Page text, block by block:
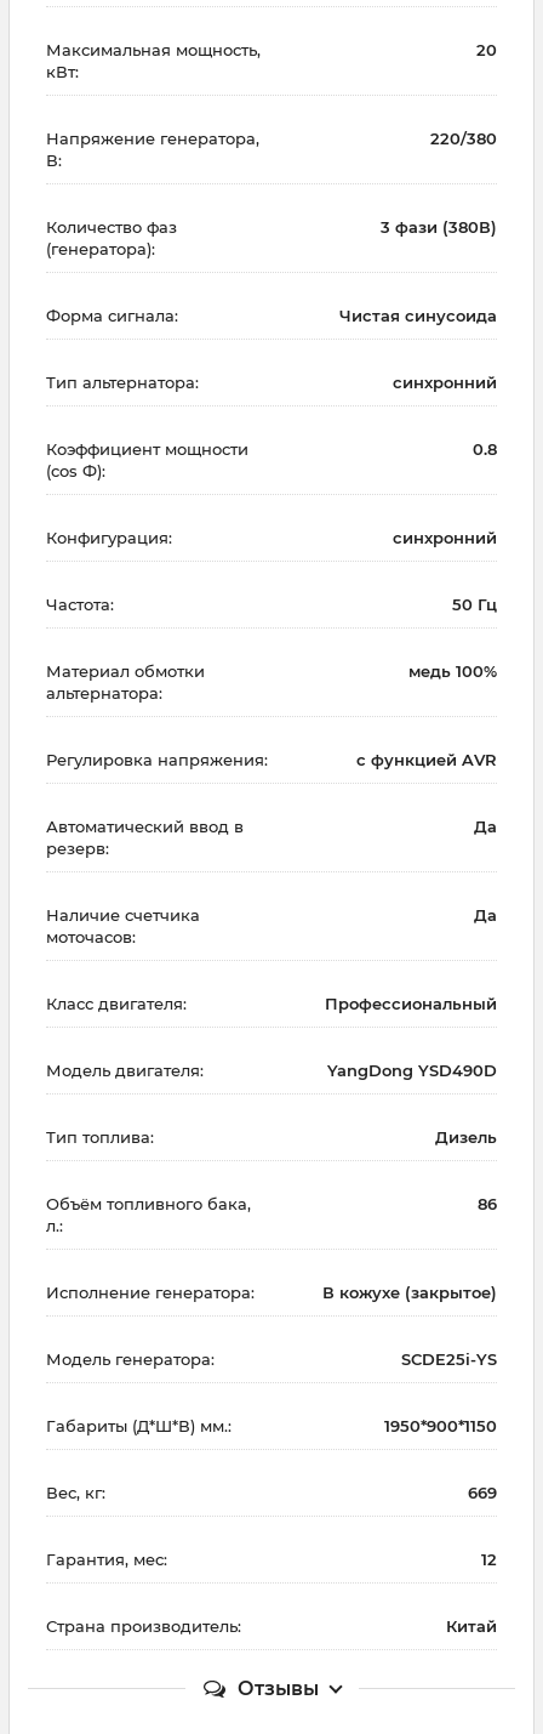
Максимальная мощность,
кВт:
20
Напряжение генератора,
В:
220/380
Количество фаз
(генератора):
3 фази (380В)
Форма сигнала: Чистая синусоида
Тип альтернатора: синхронний
Коэффициент мощности
(cos Ф):
0.8
Конфигурация: синхронний
Частота: 50 Гц
Материал обмотки
альтернатора:
медь 100%
Регулировка напряжения: с функцией AVR
Автоматический ввод в
резерв:
Да
Наличие счетчика
моточасов:
Да
Класс двигателя: Профессиональный
Модель двигателя: YangDong YSD490D
Тип топлива: Дизель
Объём топливного бака,
л.:
86
Исполнение генератора: В кожухе (закрытое)
Модель генератора: SCDE25i-YS
Габариты (Д*Ш*В) мм.: 1950*900*1150
Вес, кг: 669
Гарантия, мес: 12
Страна производитель: Китай
Отзывы